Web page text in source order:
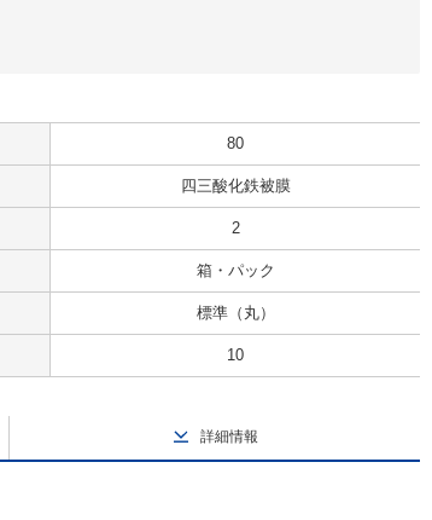
80
四三酸化鉄被膜
2
箱・パック
標準（丸）
10
詳細情報